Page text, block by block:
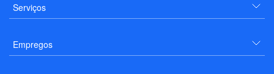
Serviços
Empregos